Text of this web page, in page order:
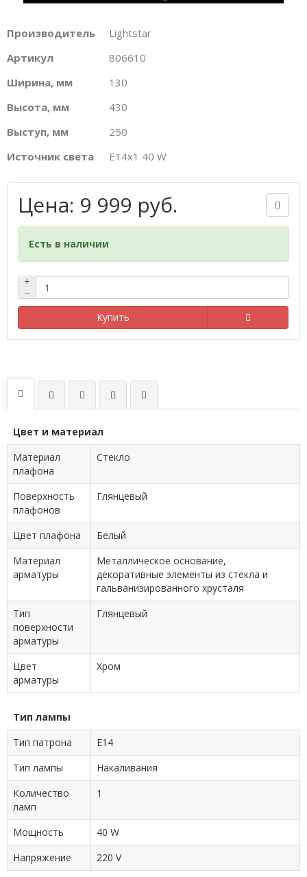
Производитель
Lightstar
Артикул
806610
Ширина, мм
130
Высота, мм
430
Выступ, мм
250
Источник света
E14х1 40 W
Цена: 9 999 руб.
Есть в наличии
+
−
Купить
Цвет и материал
Материал
плафона
Стекло
Поверхность
плафонов
Глянцевый
Цвет плафона
Белый
Материал
арматуры
Металлическое основание,
декоративные элементы из стекла и
гальванизированного хрусталя
Тип
поверхности
арматуры
Глянцевый
Цвет
арматуры
Хром
Тип лампы
Тип патрона
E14
Тип лампы
Накаливания
Количество
ламп
1
Мощность
40 W
Напряжение
220 V